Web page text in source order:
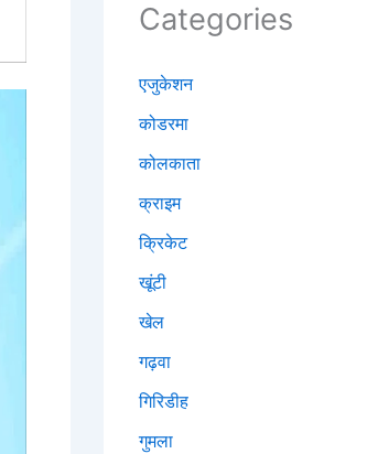
Categories
एजुकेशन
कोडरमा
कोलकाता
क्राइम
क्रिकेट
खूंटी
खेल
गढ़वा
गिरिडीह
गुमला